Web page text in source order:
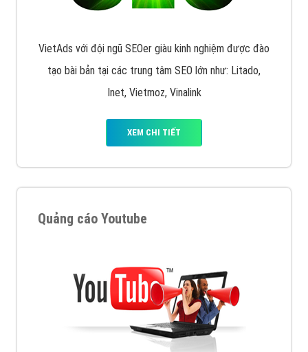
VietAds với đội ngũ SEOer giàu kinh nghiệm được đào
tạo bài bản tại các trung tâm SEO lớn như: Litado,
Inet, Vietmoz, Vinalink
XEM CHI TIẾT
Quảng cáo Youtube